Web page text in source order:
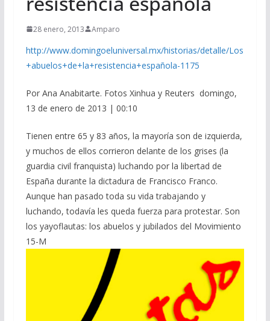
28 enero, 2013 Amparo
http://www.domingoeluniversal.mx/historias/detalle/Los
+abuelos+de+la+resistencia+española-1175
Por Ana Anabitarte. Fotos Xinhua y Reuters domingo,
13 de enero de 2013 | 00:10
Tienen entre 65 y 83 años, la mayoría son de izquierda,
y muchos de ellos corrieron delante de los grises (la
guardia civil franquista) luchando por la libertad de
España durante la dictadura de Francisco Franco.
Aunque han pasado toda su vida trabajando y
luchando, todavía les queda fuerza para protestar. Son
los yayoflautas: los abuelos y jubilados del Movimiento
15-M